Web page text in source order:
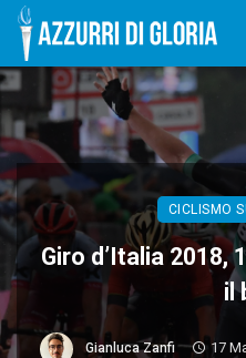
CICLISMO
Giro d’Italia 2018,
il
Gianluca Zanfi 17